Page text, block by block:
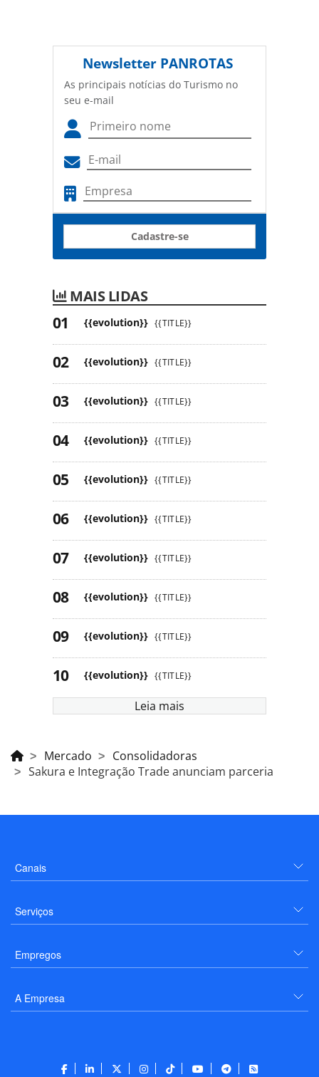
Newsletter PANROTAS
As principais notícias do Turismo no
seu e-mail
Cadastre-se
MAIS LIDAS
{{evolution}} {{TITLE}}
{{evolution}} {{TITLE}}
{{evolution}} {{TITLE}}
{{evolution}} {{TITLE}}
{{evolution}} {{TITLE}}
{{evolution}} {{TITLE}}
{{evolution}} {{TITLE}}
{{evolution}} {{TITLE}}
{{evolution}} {{TITLE}}
{{evolution}} {{TITLE}}
Leia mais
Mercado
Consolidadoras
Sakura e Integração Trade anunciam parceria
Canais
Serviços
Empregos
A Empresa